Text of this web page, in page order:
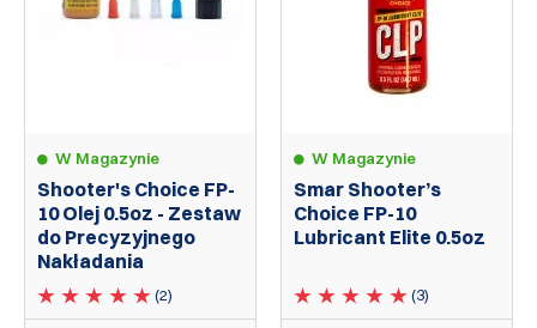
W Magazynie
Shooter's Choice FP-
10 Olej 0.5oz - Zestaw
do Precyzyjnego
Nakładania
(2)
W Magazynie
Smar Shooter’s
Choice FP-10
Lubricant Elite 0.5oz
(3)